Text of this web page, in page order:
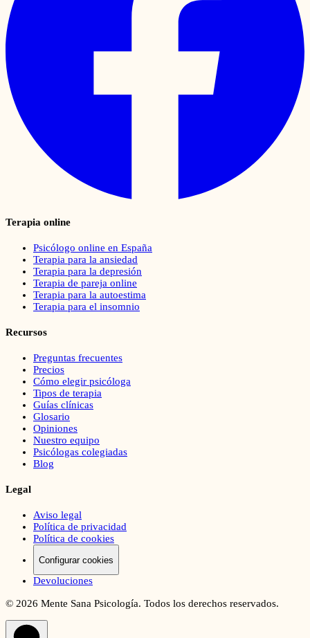
Terapia online
Psicólogo online en España
Terapia para la ansiedad
Terapia para la depresión
Terapia de pareja online
Terapia para la autoestima
Terapia para el insomnio
Recursos
Preguntas frecuentes
Precios
Cómo elegir psicóloga
Tipos de terapia
Guías clínicas
Glosario
Opiniones
Nuestro equipo
Psicólogas colegiadas
Blog
Legal
Aviso legal
Política de privacidad
Política de cookies
Configurar cookies
Devoluciones
© 2026 Mente Sana Psicología. Todos los derechos reservados.